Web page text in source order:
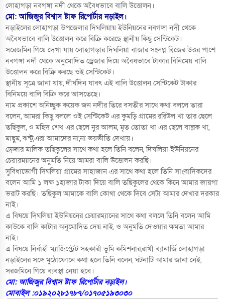
লোহাগড়া নবগঙ্গা নদী থেকে অবৈধভাবে বালি উত্তোলন।
মো: অাজিজুর বিশ্বাস ষ্টাফ রিপোর্টার নড়াইল।
নড়াইলের লোহাগড়া উপজেলার দিঘলিয়ায় ইউনিয়নের নবগঙ্গা নদী থেকে
অবৈধভাবে বালি উত্তোলন করে বিক্রি করেছে স্থানীয় কিছু সেন্টিকেট।
সরেজমিন গিয়ে দেখা যায় লোহাগড়ার দিঘলিয়া বাজার সংলগ্ন ব্রিজের উত্তর পাশে
নবগঙ্গা নদী থেকে অনুমোদিত ড্রেজার দিয়ে অবৈধভাবে টাকার বিনিমেয় বালি
উত্তোলন করে বিক্রি করছে ওই সেন্টিকেট।
স্থানীয় সূত্রে জানা যায়, দীর্ঘদিন যাবৎ এই বালি উত্তোলন সেন্টিকেট টাকার
বিনিময়ে বালি বিক্রি করে অাসতেছে।
নাম প্রকাশে অনিচ্ছুক কয়েক জন নদীর তিরে বসতীর সাথে কথা বললে তারা
বলেন, অামরা কিছু বললে ওই সেন্টিকেট এর কুমড়ি গ্রামের ররিউল খা তার ছেলে
তছিকুল, ও মহিদ শেখ এর ছেলে নুর অালম, মৃত তোতা খা এর ছেলে বাল্লক খা,
মাছুম, ঝন্টু,এরা অামাদের না,না ভয়ভীতি দেখায়।
ড্রেজার মালিক তছিকুলের সাথে কথা হলে তিনি বলেন, দিঘলিয়া ইউনিয়নের
চেয়ারম্যানের অনুমতি নিয়ে অামরা বালি উত্তোলন করছি।
সুবিধাভোগী দিঘলিয়া গ্রামের সাহাজান এর সাথে কথা হলে তিনি সাংবাদিকদের
বলেন অামি ১ লক্ষ ১হাজার টাকা দিয়ে বালি তছিকুলের থেকে কিনে আমার জায়গা
ভরাট করছি। তছিকুল আমাকে বালি কোথা থেকে দিবে সেটা আমার দেখার দরকার
নাই।
এ বিষয়ে দিঘলিয়া ইউনিয়নের চেয়ারম্যানের সাথে কথা বললে তিনি বলেন অামি
কাউকে বালি কাটার অনুমোদিত দেয় নাই, ও অনুমতি দেওয়ার ক্ষমতা আমার
নাই।
এ বিষয়ে নির্বাহী ম্যাজিস্ট্রেট সহকারী ভূমি কমিশনার,রাখী ব্যানার্জি লোহাগড়া
নড়াইলের সঙ্গে মুঠোফোনে কথা হলে তিনি বলেন, ঘটনাটি আমার জানা নেই,
সরজমিনে গিয়ে ব্যবস্থা নেয়া হবে।
মো: অাজিজুর বিশ্বাস ষ্টাফ রিপোর্টার নড়াইল।
মোবাইল :০১৯২০২৮১৭৮৭/০১৭০৫১৯৩০৩০